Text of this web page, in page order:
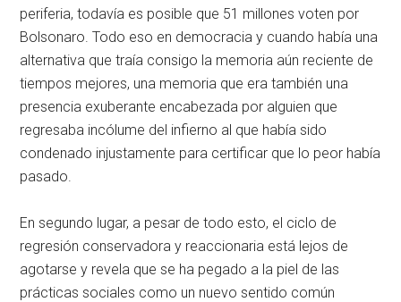
periferia, todavía es posible que 51 millones voten por
Bolsonaro. Todo eso en democracia y cuando había una
alternativa que traía consigo la memoria aún reciente de
tiempos mejores, una memoria que era también una
presencia exuberante encabezada por alguien que
regresaba incólume del infierno al que había sido
condenado injustamente para certificar que lo peor había
pasado.
En segundo lugar, a pesar de todo esto, el ciclo de
regresión conservadora y reaccionaria está lejos de
agotarse y revela que se ha pegado a la piel de las
prácticas sociales como un nuevo sentido común